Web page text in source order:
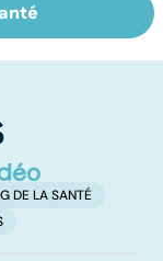
des
: que
DE LA SANTÉ